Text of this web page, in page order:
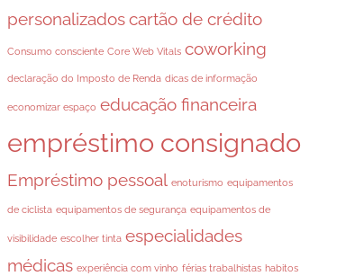
personalizadoscartão de crédito
Consumo consciente Core Web Vitals coworking
declaração do Imposto de Renda dicas de informação
economizar espaço educação financeira
empréstimo consignado
Empréstimo pessoal enoturismo equipamentos
de ciclista equipamentos de segurança equipamentos de
visibilidade escolher tinta especialidades
médicas experiência com vinho férias trabalhistas habitos